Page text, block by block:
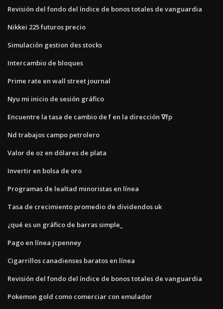
Revisión del fondo del índice de bonos totales de vanguardia
Nikkei 225 futuros precio
Simulación gestion des stocks
Intercambio de bloques
Prime rate en wall street journal
Nyu mi inicio de sesión gráfico
Encuentre la tasa de cambio de f en la dirección ∇fp
Nd trabajos campo petrolero
Valor de oz en dólares de plata
Invertir en bolsa de oro
Programas de lealtad minoristas en línea
Tasa de crecimiento promedio de dividendos uk
¿qué es un gráfico de barras simple_
Pago en línea jcpenney
Cigarrillos canadienses baratos en línea
Revisión del fondo del índice de bonos totales de vanguardia
Pokemon gold como comerciar con emulador